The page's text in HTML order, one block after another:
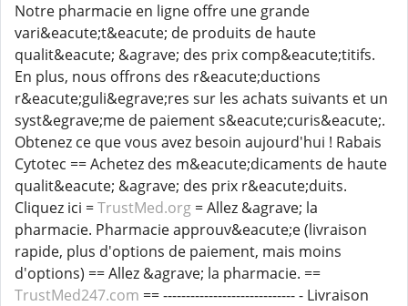
Notre pharmacie en ligne offre une grande
vari&eacute;t&eacute; de produits de haute
qualit&eacute; &agrave; des prix comp&eacute;titifs.
En plus, nous offrons des r&eacute;ductions
r&eacute;guli&egrave;res sur les achats suivants et un
syst&egrave;me de paiement s&eacute;curis&eacute;.
Obtenez ce que vous avez besoin aujourd'hui ! Rabais
Cytotec == Achetez des m&eacute;dicaments de haute
qualit&eacute; &agrave; des prix r&eacute;duits.
Cliquez ici =TrustMed.org = Allez &agrave; la
pharmacie. Pharmacie approuv&eacute;e (livraison
rapide, plus d'options de paiement, mais moins
d'options) == Allez &agrave; la pharmacie. ==
TrustMed247.com == ----------------------------- - Livraison